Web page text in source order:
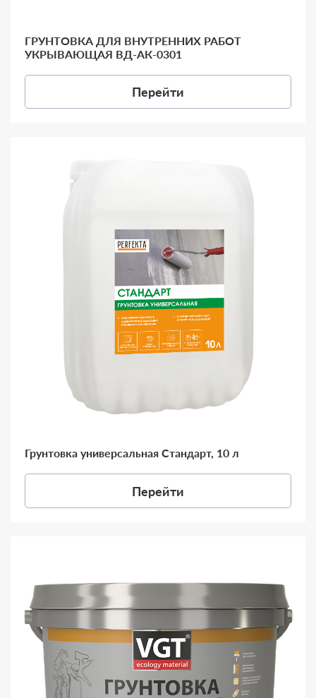
ГРУНТОВКА ДЛЯ ВНУТРЕННИХ РАБОТ
УКРЫВАЮЩАЯ ВД-АК-0301
Перейти
Грунтовка универсальная Стандарт, 10 л
Перейти